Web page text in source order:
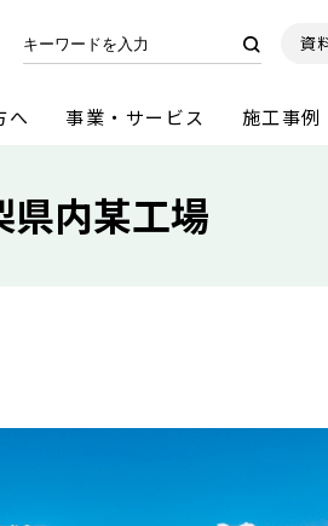
資
へ 事業・サービス 施工事例
県内某工場